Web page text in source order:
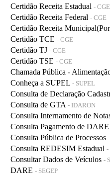
Certidão Receita Estadual - CGE
Certidão Receita Federal - CGE
Certidão Receita
Certidão TCE - CGE
Certidão TJ - CGE
Certidão TSE - CGE
Chamada Pública -
Conheça a SUPEL - SUPEL
Consulta de Declaração
Consulta de GTA - IDARON
Consulta Internamento de
Consulta Pagamento de DARE
Consulta Pública de Processos
Consulta REDESIM Estadual -
Consultar Dados de Veículos -
DARE - SEGEP